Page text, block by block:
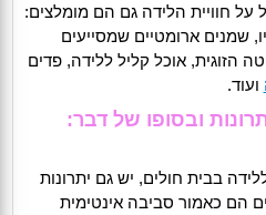
על חוויית הלידה גם הם מומלצים:
שמנים ארומטיים שמסייעים
הזוגית, אוכל קליל ללידה, פדים
ועוד.
ובסופו של דבר:
בבית חולים, יש גם יתרונות
הם כאמור סביבה אינטימית